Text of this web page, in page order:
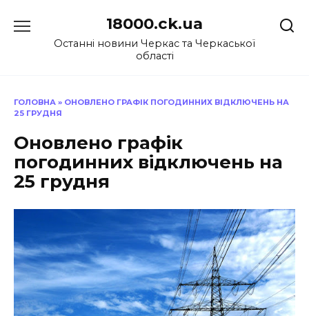
до
18000.ck.ua
Останні новини Черкас та Черкаської
області
ГОЛОВНА » ОНОВЛЕНО ГРАФІК ПОГОДИННИХ ВІДКЛЮЧЕНЬ НА
25 ГРУДНЯ
Оновлено графік
погодинних відключень на
25 грудня